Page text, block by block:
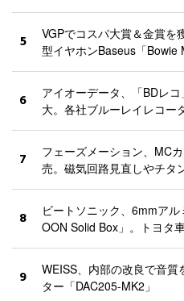
5
VGPでコスパ大賞＆金賞を
型イヤホンBaseus「Bowie
6
アイオーデータ、「BDレ
大。各社ブルーレイレコー
7
フェーズメーション、MC
売。磁気回路見直しやチタ
8
ビートソニック、6mmア
OON Solid Box」。トヨタ
9
WEISS、内部の改良で音質
ター「DAC205-MK2」